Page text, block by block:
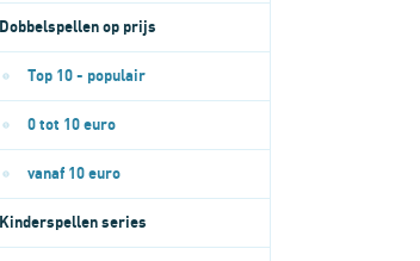
Dobbelspellen op prijs
Top 10 - populair
0 tot 10 euro
vanaf 10 euro
Kinderspellen series